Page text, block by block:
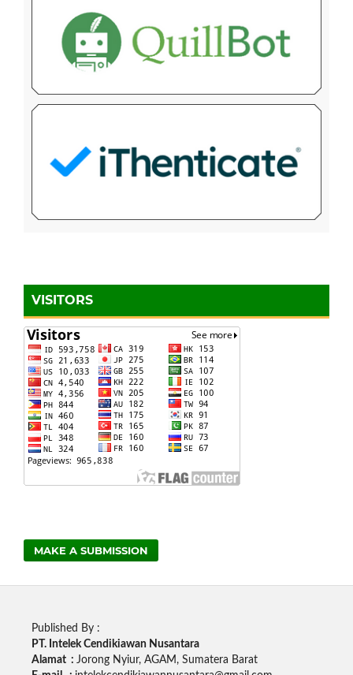
VISITORS
MAKE A SUBMISSION
Published By :
PT. Intelek Cendikiawan Nusantara
Alamat : Jorong Nyiur, AGAM, Sumatera Barat